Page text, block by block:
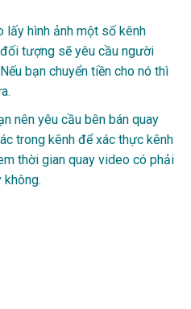
hình ảnh một số kênh
tượng sẽ yêu cầu người
bạn chuyển tiền cho nó thì
nên yêu cầu bên bán quay
trong kênh để xác thực kênh
thời gian quay video có phải
không.